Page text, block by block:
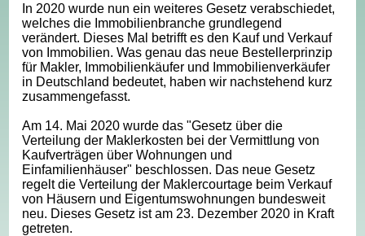
In 2020 wurde nun ein weiteres Gesetz verabschiedet,
welches die Immobilienbranche grundlegend
verändert. Dieses Mal betrifft es den Kauf und Verkauf
von Immobilien. Was genau das neue Bestellerprinzip
für Makler, Immobilienkäufer und Immobilienverkäufer
in Deutschland bedeutet, haben wir nachstehend kurz
zusammengefasst.
Am 14. Mai 2020 wurde das "Gesetz über die
Verteilung der Maklerkosten bei der Vermittlung von
Kaufverträgen über Wohnungen und
Einfamilienhäuser" beschlossen. Das neue Gesetz
regelt die Verteilung der Maklercourtage beim Verkauf
von Häusern und Eigentumswohnungen bundesweit
neu. Dieses Gesetz ist am 23. Dezember 2020 in Kraft
getreten.